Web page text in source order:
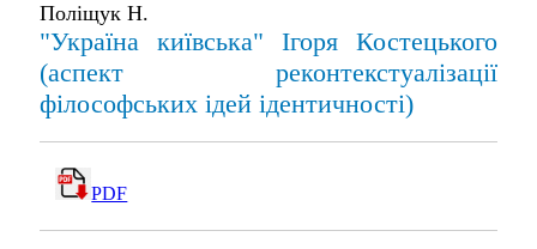
Поліщук Н.
"Україна київська" Ігоря Костецького
(аспект реконтекстуалізації
філософських ідей ідентичності)
PDF